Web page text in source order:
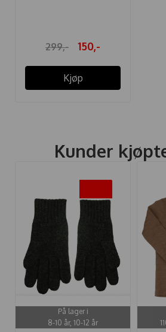
299,- 150,-
Kjøp
Kunder
På lager i
8-10 år, 10-12 år